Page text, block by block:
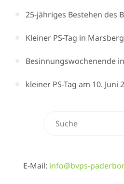
25-jähriges Bestehen des
Kleiner PS-Tag in
Besinnungswochenende
kleiner PS-Tag am 10. Juni
E-Mail: info@bvps-